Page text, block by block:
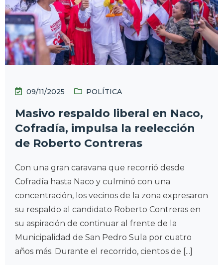
09/11/2025 POLÍTICA
Masivo respaldo liberal en Naco,
Cofradía, impulsa la reelección
de Roberto Contreras
Con una gran caravana que recorrió desde
Cofradía hasta Naco y culminó con una
concentración, los vecinos de la zona expresaron
su respaldo al candidato Roberto Contreras en
su aspiración de continuar al frente de la
Municipalidad de San Pedro Sula por cuatro
años más. Durante el recorrido, cientos de [...]